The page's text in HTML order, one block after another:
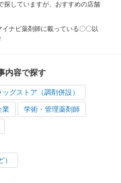
探していますが、おすすめの店舗
イナビ薬剤師に載っている〇〇以
内容で探す
ッグストア（調剤併設）
業 学術・管理薬剤師